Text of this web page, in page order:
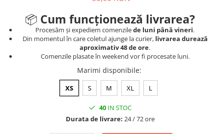
📦 Cum funcționează livrarea?
Procesăm și expediem comenzilede luni până vineri.
Din momentul în care coletul ajunge la curier, livrarea durează
aproximativ 48 de ore.
Comenzile plasate în weekend vor fi procesate luni.
Marimi disponibile:
XS S M XL L
40IN STOC
Durata de livrare: 24 / 72 ore